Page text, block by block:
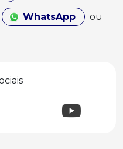
WhatsApp
ou